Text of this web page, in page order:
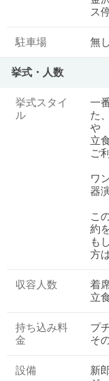
ス
駐車場 無し
挙式・人数
挙式スタイ
ル
一
た
や
立
ご
ワ
器
こ
約
も
方
収容人数
着
立
持ち込み料
金
プ
そ
設備
新